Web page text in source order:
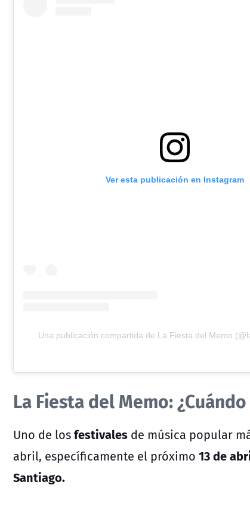
Ver esta publicación en Instagram
Una publicación compartida de La Fiesta del Memo
La Fiesta del Memo:
Uno de losfestivales de música popular
abril, específicamente el próximo 13 de
Santiago.